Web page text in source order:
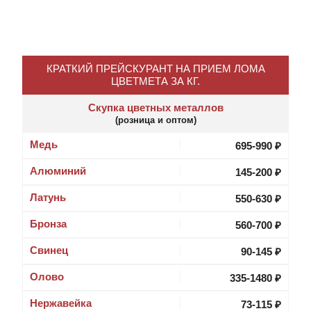
КРАТКИЙ ПРЕЙСКУРАНТ НА ПРИЕМ ЛОМА
ЦВЕТМЕТА ЗА КГ.
Скупка цветных металлов
(розница и оптом)
Медь 695-990 ₽
Алюминий 145-200 ₽
Латунь 550-630 ₽
Бронза 560-700 ₽
Свинец 90-145 ₽
Олово 335-1480 ₽
Нержавейка 73-115 ₽